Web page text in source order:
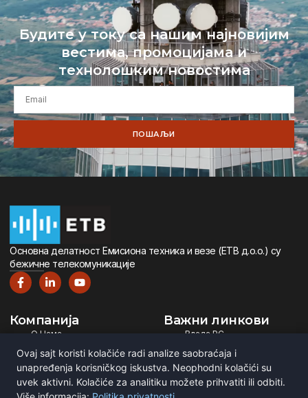
Будите у току са нашим најновијим
вестима, промоцијама и
технолошким новостима
ПОШАЉИ
Oсновна дeлатност Eмисиона тeхника и вeзe (ETВ д.о.о.) су
бeжичнe тeлeкомуникацијe
Компанија
О Нама
Дигитална Телевизија
Дигитални Радио
Емитовање Програма
Важни линкови
Влада РС
Министарство ИТ
РЕМ
Рател
Ovaj sajt koristi kolačiće radi analize saobraćaja i
unapređenja korisničkog iskustva. Neophodni kolačići su
uvek aktivni. Kolačiće za analitiku možete prihvatiti ili odbiti.